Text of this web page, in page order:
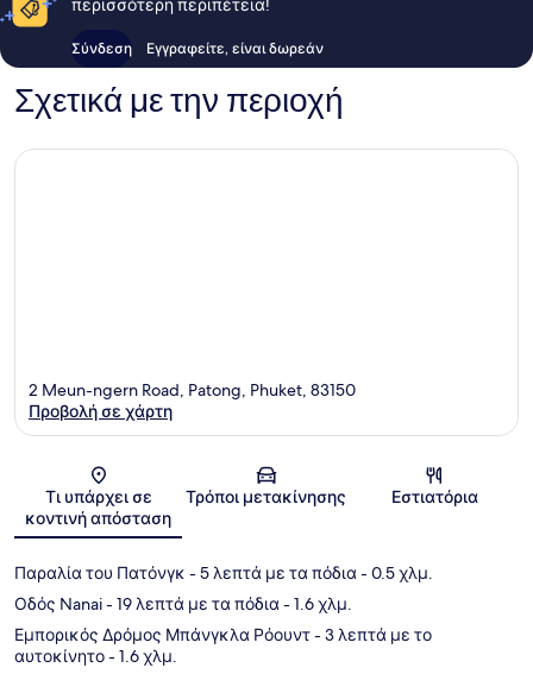
περισσότερη περιπέτεια!
Σύνδεση Εγγραφείτε, είναι δωρεάν
Σχετικά με την περιοχή
Χάρτης
2 Meun-ngern Road, Patong, Phuket, 83150
Προβολή σε χάρτη
Τι υπάρχει σε
κοντινή απόσταση
Τρόποι μετακίνησης Εστιατόρια
Παραλία του Πατόνγκ - 5 λεπτά με τα πόδια- 0.5 χλμ.
Οδός Nanai- 19 λεπτά με τα πόδια- 1.6 χλμ.
Εμπορικός Δρόμος Μπάνγκλα Ρόουντ- 3 λεπτά με το
αυτοκίνητο- 1.6 χλμ.